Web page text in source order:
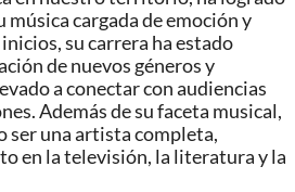
música cargada de emoción y
su carrera ha estado
de nuevos géneros y
a conectar con audiencias
Además de su faceta musical,
ser una artista completa,
en la televisión, la literatura y la